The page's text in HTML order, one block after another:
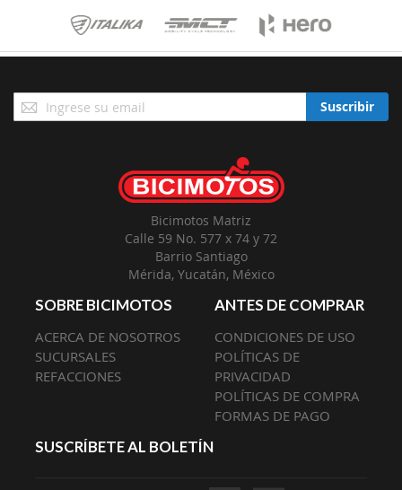
Suscríbase
a
Suscribir
Bicimotos Matriz
Calle 59 No. 577 x 74 y 72
Barrio Santiago
Mérida, Yucatán, México
SOBRE BICIMOTOS
ACERCA DE NOSOTROS
SUCURSALES
REFACCIONES
ANTES DE COMPRAR
CONDICIONES DE USO
POLÍTICAS DE
PRIVACIDAD
POLÍTICAS DE COMPRA
FORMAS DE PAGO
SUSCRÍBETE AL BOLETÍN